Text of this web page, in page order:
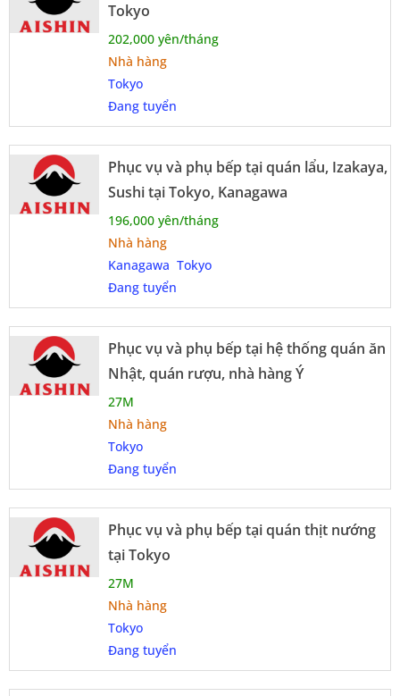
Tokyo
202,000 yên/tháng
Nhà hàng
Tokyo
Đang tuyển
Phục vụ và phụ bếp tại quán lẩu, Izakaya,
Sushi tại Tokyo, Kanagawa
196,000 yên/tháng
Nhà hàng
Kanagawa Tokyo
Đang tuyển
Phục vụ và phụ bếp tại hệ thống quán ăn
Nhật, quán rượu, nhà hàng Ý
27M
Nhà hàng
Tokyo
Đang tuyển
Phục vụ và phụ bếp tại quán thịt nướng
tại Tokyo
27M
Nhà hàng
Tokyo
Đang tuyển